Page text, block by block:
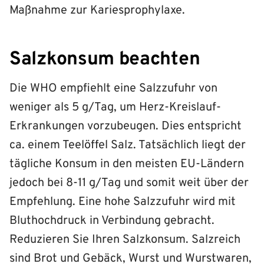
Maßnahme zur Kariesprophylaxe.
Salzkonsum beachten
Die WHO empfiehlt eine Salzzufuhr von
weniger als 5 g/Tag, um Herz-Kreislauf-
Erkrankungen vorzubeugen. Dies entspricht
ca. einem Teelöffel Salz. Tatsächlich liegt der
tägliche Konsum in den meisten EU-Ländern
jedoch bei 8-11 g/Tag und somit weit über der
Empfehlung. Eine hohe Salzzufuhr wird mit
Bluthochdruck in Verbindung gebracht.
Reduzieren Sie Ihren Salzkonsum. Salzreich
sind Brot und Gebäck, Wurst und Wurstwaren,